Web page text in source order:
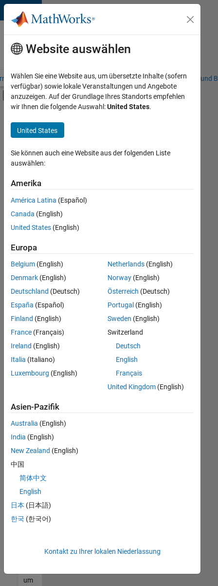
Weiter zum Inhalt
Karriere
bei
MathWorks
– Übersicht Stellensuche Niederlassungen Studierende und
Umschaltung für Off-Canvas-
Hauptinhalt
Information Technology
Commercial Sales
Inside Sales
Marketing Communications
Marketing Services
+5
Derzeit
es
keine
offenen
Stellen,
Ihren
Suchkriterien
entsprechen.
können
die
Suchkriterien
weiter
fassen
oder
alle
Stellenangebote
anzeigen .
noch
keine
offenen
Stellen
können,
die
Ihren
entsprechen,
werden
unseres
um
Website auswählen
Wählen Sie eine Website aus, um übersetzte Inhalte (sofern
verfügbar) sowie lokale Veranstaltungen und Angebote
anzuzeigen. Auf der Grundlage Ihres Standorts empfehlen
wir Ihnen die folgende Auswahl:United States.
United States
Sie können auch eine Website aus der folgenden Liste
auswählen:
Amerika
América Latina (Español)
Canada (English)
United States (English)
Europa
Belgium (English)
Denmark (English)
Deutschland (Deutsch)
España (Español)
Finland (English)
France (Français)
Ireland (English)
Italia (Italiano)
Luxembourg (English)
Netherlands(English)
Norway(English)
Österreich (Deutsch)
Portugal (English)
Sweden (English)
Switzerland
Deutsch
English
Français
United Kingdom(English)
Asien-Pazifik
Australia (English)
India (English)
New Zealand (English)
中国
简体中文
English
日本 (日本語)
한국 (한국어)
Kontakt zu Ihrer lokalen Niederlassung